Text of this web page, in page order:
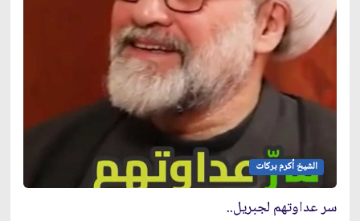
الشيخ أكرم بركات
سر عداوتهم لجبريل..